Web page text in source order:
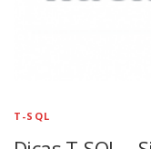
T-SQL